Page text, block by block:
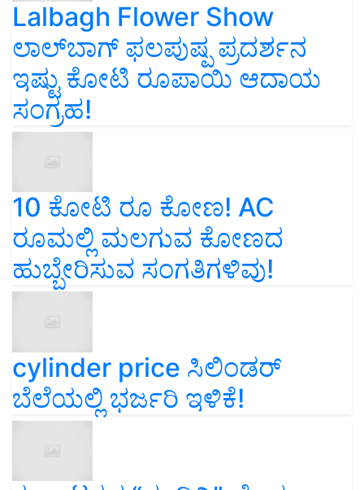
Lalbagh Flower Show
ಲಾಲ್‌ಬಾಗ್ ಫಲಪುಷ್ಪ ಪ್ರದರ್ಶನ
ಇಷ್ಟು ಕೋಟಿ ರೂಪಾಯಿ ಆದಾಯ
ಸಂಗ್ರಹ!
10 ಕೋಟಿ ರೂ ಕೋಣ! AC
ರೂಮಲ್ಲಿ ಮಲಗುವ ಕೋಣದ
ಹುಬ್ಬೇರಿಸುವ ಸಂಗತಿಗಳಿವು!
cylinder price ಸಿಲಿಂಡರ್‌
ಬೆಲೆಯಲ್ಲಿ ಭರ್ಜರಿ ಇಳಿಕೆ!